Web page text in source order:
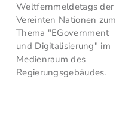
Weltfernmeldetags der
Vereinten Nationen zum
Thema "EGovernment
und Digitalisierung" im
Medienraum des
Regierungsgebäudes.